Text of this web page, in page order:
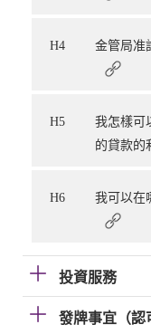
H4 金管局准
H5
我怎樣可
的貸款的
H6 我可以在
投資服務
發牌事宜（認